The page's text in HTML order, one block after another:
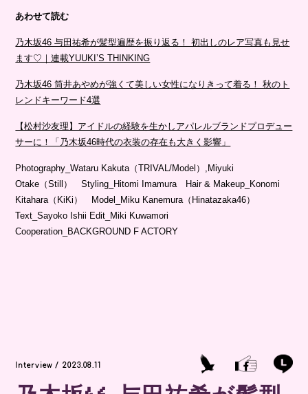
あわせて読む
乃木坂46 与田祐希が髪型遍歴を振り返る！ 初出しのレア写真も見せ
ます♡｜連載YUUKI’S THINKING
乃木坂46 筒井あやめが強くて美しい女性になりきって着る！ 秋のト
レンドキーワード4選
【松村沙友理】アイドルの経験を生かしアパレルブランドプロデュー
サーに！「乃木坂46時代の衣装の存在も大きく影響」
Photography_Wataru Kakuta（TRIVAL/Model）,Miyuki
Otake（Still） Styling_Hitomi Imamura Hair & Makeup_Konomi
Kitahara（KiKi） Model_Miku Kanemura（Hinatazaka46）
Text_Sayoko Ishii Edit_Miki Kuwamori
Cooperation_BACKGROUND F ACTORY
Interview / 2023.08.11